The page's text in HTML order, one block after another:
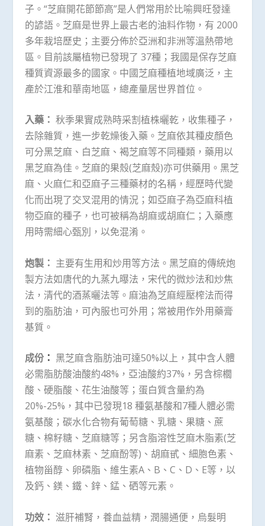
子。“芝麻開花節節高”是人們常用於比喻興旺發達
的諺語。芝麻是世界上最古老的油料作物，有 2000
多年栽培歷史；主要分佈於亞洲和非洲等溫熱帶地
區。目前該屬植物已發現了 37種；我國是保存芝麻
種質資源最多的國家。中國芝麻種植地域廣泛，主
產於江淮和華南地區，總產量居世界首位。
入藥： 秋季果實成熟時采割植株曬乾，收集種子，
去除雜質，進一步乾燥後入藥。芝麻依其種皮顏色
可分黑芝麻、白芝麻、褐芝麻等不同種類，藥用以
黑芝麻為佳。芝麻的果殼(芝麻殼)亦可供藥用。黑芝
麻、火麻仁和亞麻子三種藥材的名稱，經歷時代變
化而出現了交叉混用的情況；如亞麻子為亞麻科植
物亞麻的種子，也可被稱為胡麻或胡麻仁；入藥應
用時需細心甄別，以免混淆。
炮製： 主要有生用和炒用等方法。黑芝麻的傳統炮
製方法如唐代的九蒸九曝法，宋代的微炒法和炒焦
法，清代的酒蒸曬法等。麻油為芝麻經壓榨法而得
到的脂肪油，可內服也可外用；常被用作外用藥膏
基質。
成份 ： 黑芝麻含脂肪油可達50%以上，其中含人體
必需脂肪酸油酸約48%，亞油酸約37%，另含棕櫚
酸、硬脂酸、花生油酸等；蛋白質含量約為
20%-25%，其中已發現18 種氨基酸和7種人體必需
氨基酸；碳水化合物有葡萄糖、乳糖、果糖、蔗
糖、棉籽糖、芝麻糖等；另含脂溶性芝麻木脂素(芝
麻素、芝麻林素、芝麻酚等)、胡麻甙、細胞色素、
植物甾醇、卵磷脂、維生素A、B、C、D、E等，以
及鈣、鎂、鐵、鋅、錳、硒等元素。
功效： 滋肝補腎，養血益精，潤腸通便，烏髮明